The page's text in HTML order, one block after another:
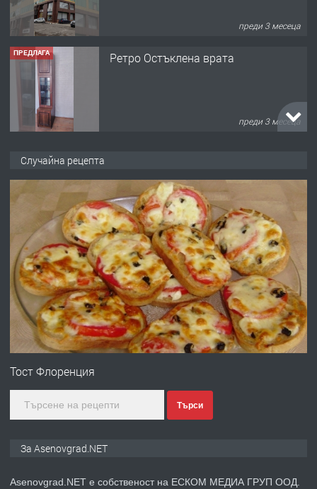
преди 3 месеца
ПРЕДЛАГА Ретро Остъклена врата
преди 3 месеца
преди 10 месеца
ПРЕДЛАГА
Професионална броячна машина -
със сертификат от ЕЦБ
преди 1 година
ПРЕДЛАГА
Професионална зеленчукорезачка
Случайна рецепта
Тост Флоренция
Търси
За Asenovgrad.NET
Asenovgrad.NET е собственост на ЕСКОМ МЕДИА ГРУП ООД.